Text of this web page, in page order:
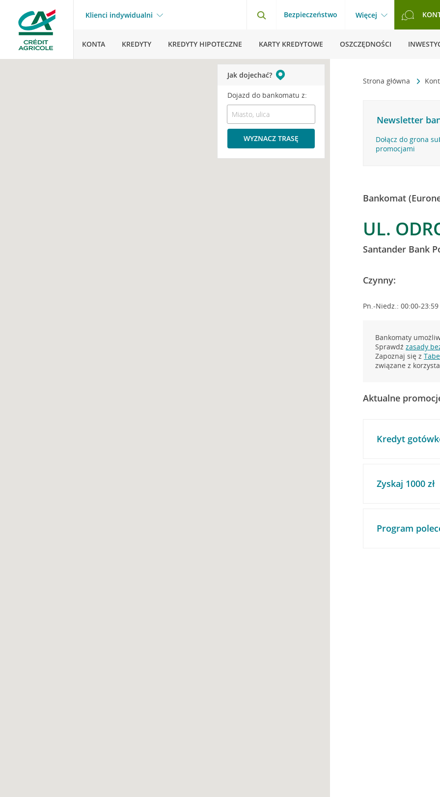
Klienci indywidualni Bezpieczeństwo Więcej
KONTA KREDYTY KREDYTY HIPOTECZNE KARTY KREDYTOWE OSZCZĘDNOŚCI
Strona główna
Newsletter
Dołącz do grona
promocjami
Bankomat
UL.
Santander Bank
Czynny:
Pn.-Niedz.: 00:00-23:59
Bankomaty
Sprawdźzasady
Zapoznaj się z
związane z
Aktualne
Kredyt
Zyskaj 1000 zł
Program
Jak dojechać?
Dojazd do bankomatu z:
WYZNACZ TRASĘ